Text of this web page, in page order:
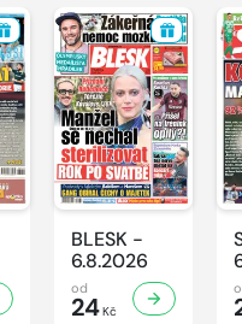
BLESK -
6.8.2026
od
24Kč